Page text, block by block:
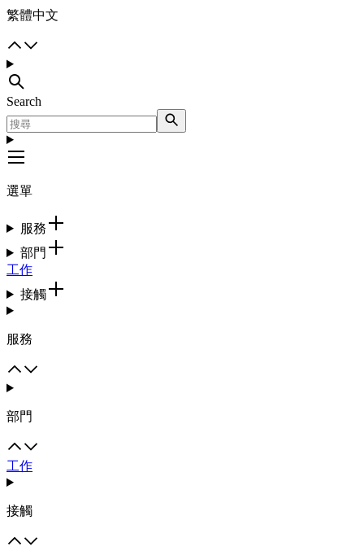
繁體中文
Search
選單
服務
部門
工作
接觸
服務
部門
工作
接觸